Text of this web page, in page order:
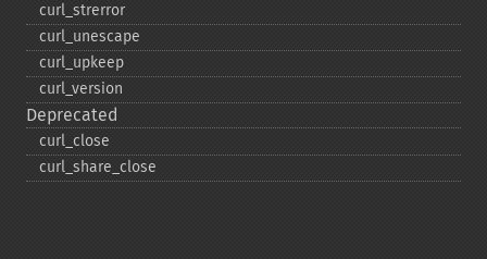
curl_​strerror
curl_​unescape
curl_​upkeep
curl_​version
Deprecated
curl_​close
curl_​share_​close